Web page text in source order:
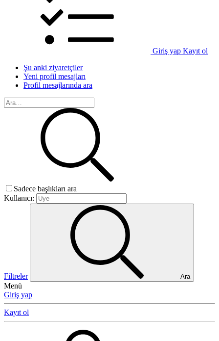
Giriş yap Kayıt ol
Şu anki ziyaretçiler
Yeni profil mesajları
Profil mesajlarında ara
Sadece başlıkları ara
Kullanıcı:
Filtreler Ara
Menü
Giriş yap
Kayıt ol